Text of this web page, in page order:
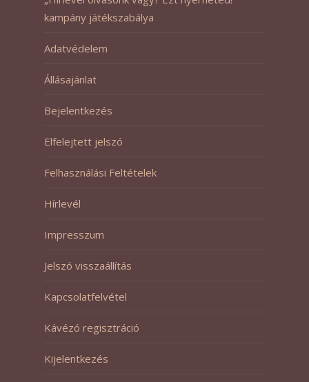
kampány játékszabálya
Adatvédelem
Állásajánlat
Bejelentkezés
Elfelejtett jelszó
Felhasználási Feltételek
Hírlevél
Impresszum
Jelszó visszaállítás
Kapcsolatfelvétel
Kávézó regisztráció
Kijelentkezés